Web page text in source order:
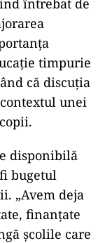
întrebat de
timpurie
că discuția
unei
disponibilă
bugetul
„Avem deja
finanțate
școlile care